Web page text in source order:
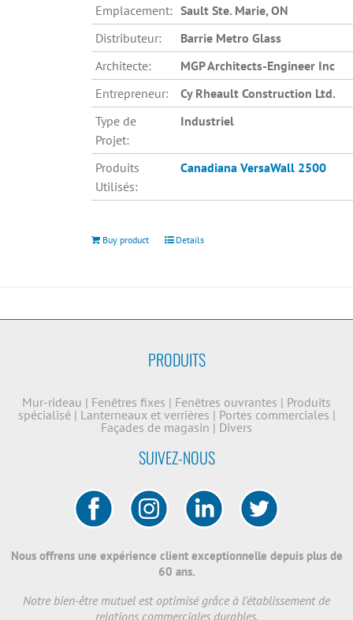
Emplacement: Sault Ste. Marie, ON
Distributeur:
Barrie Metro Glass
Architecte:
MGP Architects-Engineer Inc
Entrepreneur:
Cy Rheault Construction Ltd.
Type de
Projet:
Industriel
Produits
Utilisés:
Canadiana VersaWall 2500
Buy product Details
PRODUITS
Mur-rideau | Fenêtres fixes | Fenêtres ouvrantes | Produits
spécialisé | Lanterneaux et verrières | Portes commerciales |
Façades de magasin | Divers
SUIVEZ-NOUS
Nous offrens une expérience client exceptionnelle depuis plus de
60 ans.
Notre bien-être mutuel est optimisé grâce à l'établissement de
relations commerciales durables.